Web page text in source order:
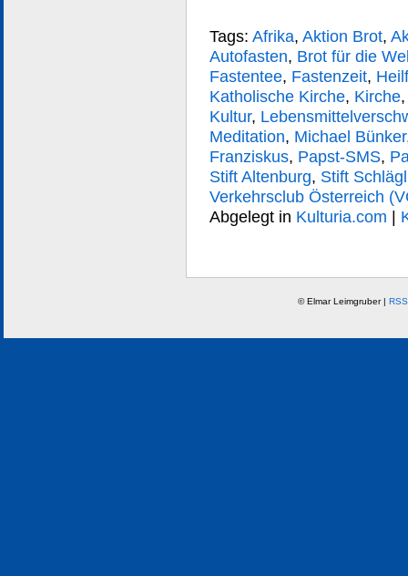
Tags: Afrika, Aktion Brot,
Autofasten, Brot für die
Fastentee, Fastenzeit,
Katholische Kirche, Kirche
Kultur,
Meditation, Michael Bünker
Franziskus, Papst-SMS,
Stift Altenburg, Stift Schlägl
Verkehrsclub Österreich
Abgelegt in Kulturia.com |
© Elmar Leimgruber |